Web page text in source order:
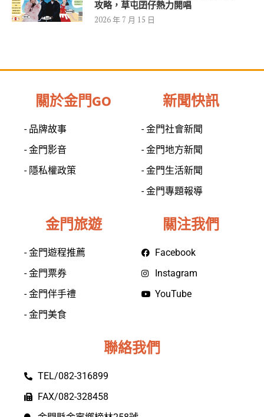
攻略，草屯囝仔熱力開唱
2026 年 7 月 15 日
關於金門GO
- 品牌故事
- 金門影音
- 隱私權政策
新聞快訊
- 金門社會新聞
- 金門地方新聞
- 金門生活新聞
- 金門專題報導
金門旅遊
- 金門遊程推薦
- 金門票券
- 金門伴手禮
- 金門美食
關注我們
Facebook
Instagram
YouTube
聯絡我們
TEL/082-316899
FAX/082-328458